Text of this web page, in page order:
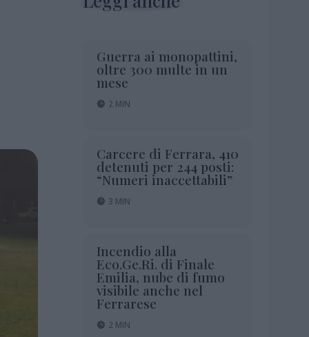
Guerra ai monopattini,
oltre 300 multe in un
mese
2 MIN
Carcere di Ferrara, 410
detenuti per 244 posti:
“Numeri inaccettabili”
3 MIN
Incendio alla
Eco.Ge.Ri. di Finale
Emilia, nube di fumo
visibile anche nel
Ferrarese
2 MIN